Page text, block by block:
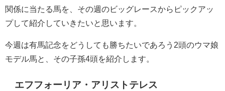
関係に当たる馬を、その週のビッグレースからピックアッ
プして紹介していきたいと思います。
今週は有馬記念をどうしても勝ちたいであろう2頭のウマ娘
モデル馬と、その子孫4頭を紹介します。
エフフォーリア・アリストテレス